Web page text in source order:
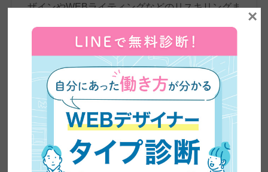
ザインやWEBライティングなどのリスキリングま
く、かつ専門的に発信しています。記事は、自社
の現役クリエイターの知見をもとに制作。未経験
から転職・フリーランスへの転身を果たした4,500
名超の卒業生の実体験や、実際のインタビューも
交えながら、スキル習得からキャリア形成まで、
学びのあらゆる段階で役立つ、正確で信頼性の高
い情報をお届けしています。
×